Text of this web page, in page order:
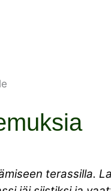
terassilla.